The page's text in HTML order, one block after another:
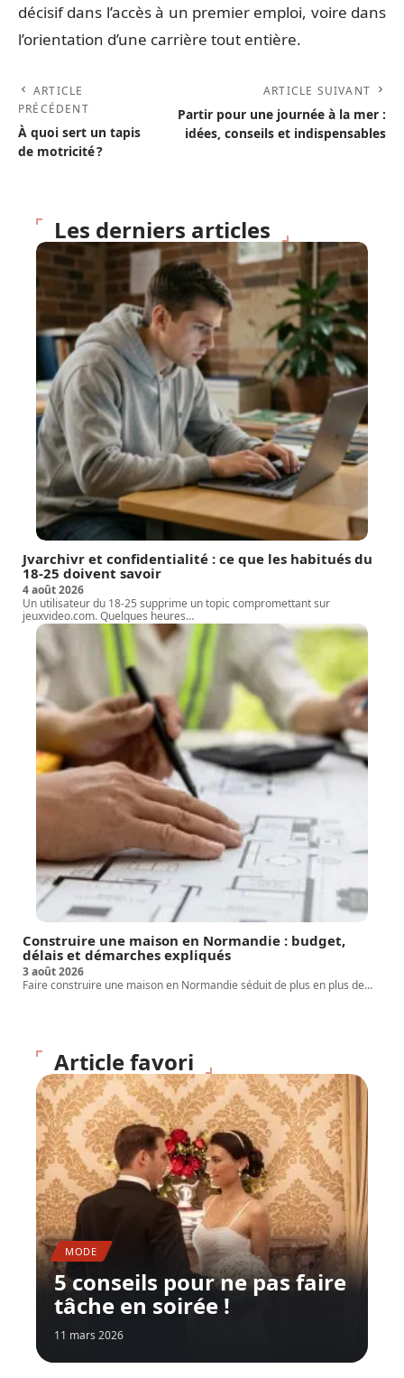
décisif dans l’accès à un premier emploi, voire dans
l’orientation d’une carrière tout entière.
ARTICLE
PRÉCÉDENT
À quoi sert un tapis
de motricité ?
ARTICLE SUIVANT
Partir pour une journée à la mer :
idées, conseils et indispensables
Les derniers articles
Jvarchivr et confidentialité : ce que les habitués du
18-25 doivent savoir
4 août 2026
Un utilisateur du 18-25 supprime un topic compromettant sur
jeuxvideo.com. Quelques heures…
Construire une maison en Normandie : budget,
délais et démarches expliqués
3 août 2026
Faire construire une maison en Normandie séduit de plus en plus de…
Article favori
MODE
5 conseils pour ne pas faire
tâche en soirée !
11 mars 2026